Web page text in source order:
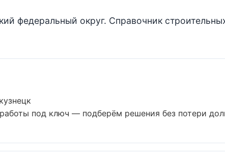
федеральный округ. Справочник
под ключ — подберём решения без потери